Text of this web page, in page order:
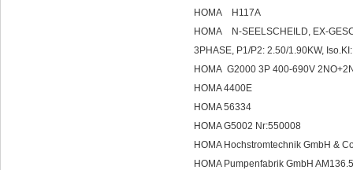
HOMA H117A
HOMA N-SEELSCHEILD, EX-
3PHASE, P1/P2: 2.50/1.90KW,
HOMA G2000 3P 400-690V
HOMA 4400E
HOMA 56334
HOMA G5002 Nr:550008
HOMA Hochstromtechnik GmbH &
HOMA Pumpenfabrik GmbH